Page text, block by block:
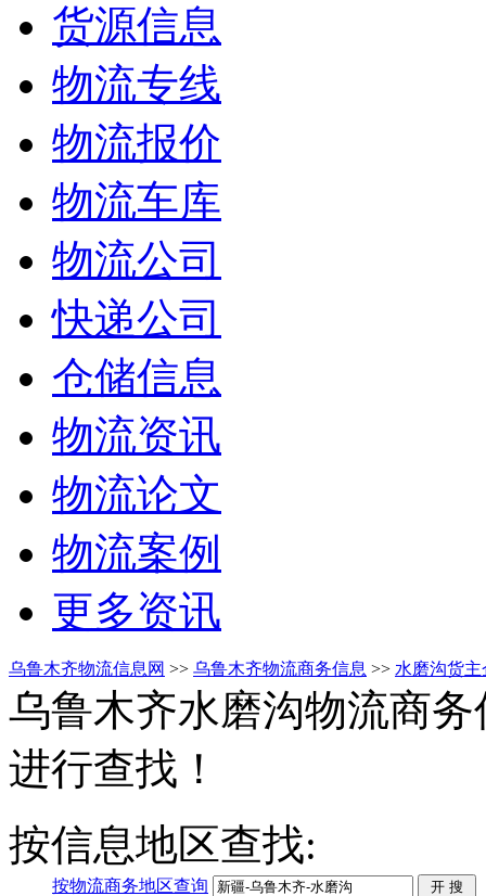
货源信息
物流专线
物流报价
物流车库
物流公司
快递公司
仓储信息
物流资讯
物流论文
物流案例
更多资讯
乌鲁木齐物流信息网 >> 乌鲁木齐物流商务信息 >> 水磨沟货
乌鲁木齐水磨沟物流商
进行查找！
按信息地区查找:
按物流商务地区查询